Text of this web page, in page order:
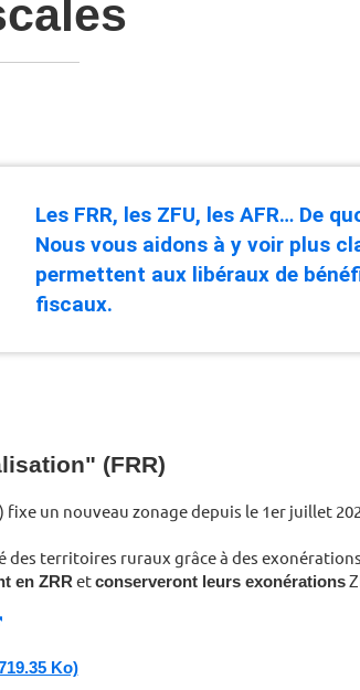
Les FRR, les ZFU, les AFR… De
Nous vous aidons à y voir plus
permettent aux libéraux de
fiscaux.
(FRR)
un nouveau zonage depuis le 1er juillet
territoires ruraux grâce à des
en ZRR etconserveront leurs exonérations
Ko)